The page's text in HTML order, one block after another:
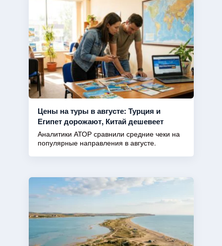
Цены на туры в августе: Турция и
Египет дорожают, Китай дешевеет
Аналитики АТОР сравнили средние чеки на
популярные направления в августе.